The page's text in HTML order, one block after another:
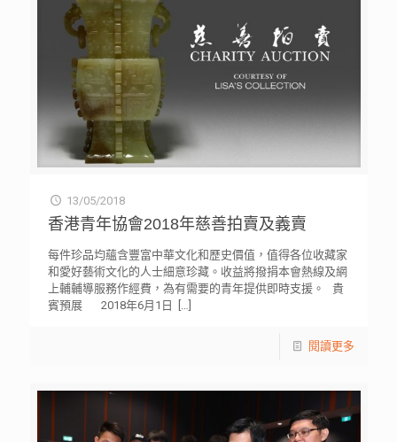
13/05/2018
香港青年協會2018年慈善拍賣及義賣
每件珍品均蘊含豐富中華文化和歷史價值，值得各位收藏家
和愛好藝術文化的人士細意珍藏。收益將撥捐本會熱線及網
上輔輔導服務作經費，為有需要的青年提供即時支援。 貴
賓預展 2018年6月1日
[…]
閱讀更多